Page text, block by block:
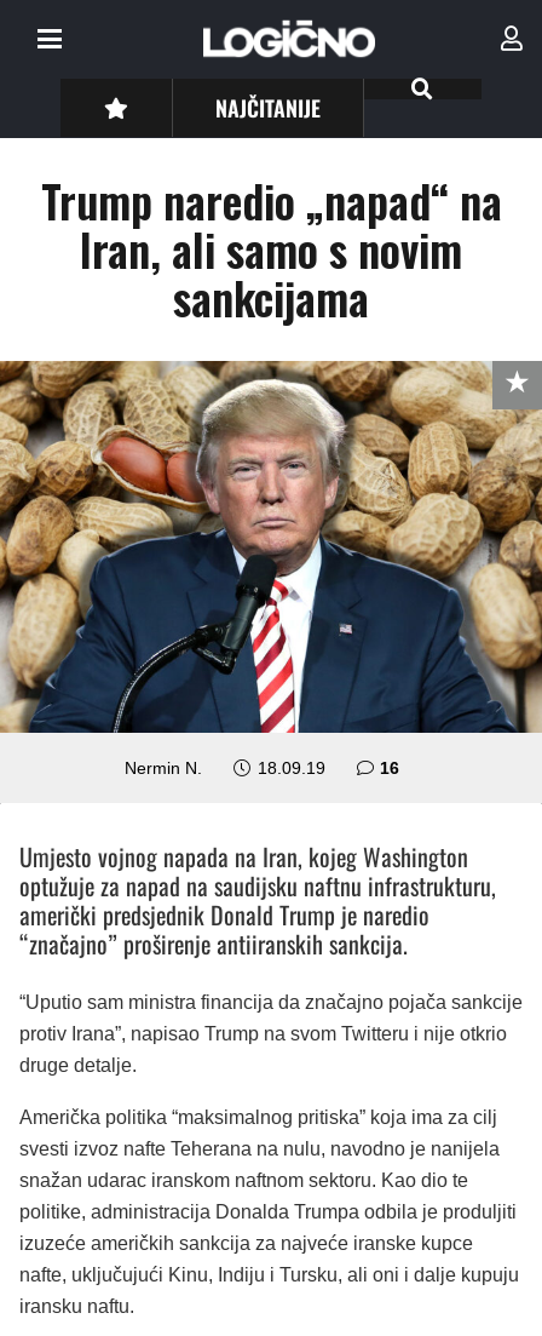
NAJČITANIJE
Trump naredio „napad“ na
Iran, ali samo s novim
sankcijama
Nermin N. 18.09.19 16komentara
Umjesto vojnog napada na Iran, kojeg Washington
optužuje za napad na saudijsku naftnu infrastrukturu,
američki predsjednik Donald Trump je naredio
“značajno” proširenje antiiranskih sankcija.
“Uputio sam ministra financija da značajno pojača sankcije
protiv Irana”, napisao Trump na svom Twitteru i nije otkrio
druge detalje.
Američka politika “maksimalnog pritiska” koja ima za cilj
svesti izvoz nafte Teherana na nulu, navodno je nanijela
snažan udarac iranskom naftnom sektoru. Kao dio te
politike, administracija Donalda Trumpa odbila je produljiti
izuzeće američkih sankcija za najveće iranske kupce
nafte, uključujući Kinu, Indiju i Tursku, ali oni i dalje kupuju
iransku naftu.